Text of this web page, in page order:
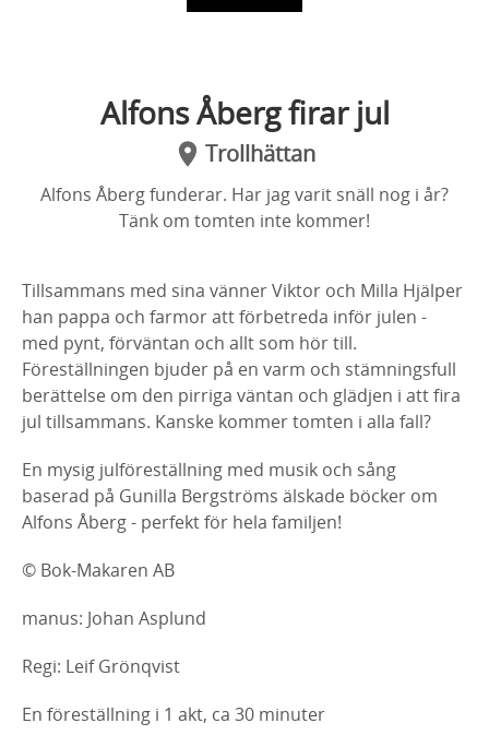
Alfons Åberg firar jul
Trollhättan
Alfons Åberg funderar. Har jag varit snäll nog i år?
Tänk om tomten inte kommer!
Tillsammans med sina vänner Viktor och Milla Hjälper
han pappa och farmor att förbetreda inför julen -
med pynt, förväntan och allt som hör till.
Föreställningen bjuder på en varm och stämningsfull
berättelse om den pirriga väntan och glädjen i att fira
jul tillsammans. Kanske kommer tomten i alla fall?
En mysig julföreställning med musik och sång
baserad på Gunilla Bergströms älskade böcker om
Alfons Åberg - perfekt för hela familjen!
© Bok-Makaren AB
manus: Johan Asplund
Regi: Leif Grönqvist
En föreställning i 1 akt, ca 30 minuter